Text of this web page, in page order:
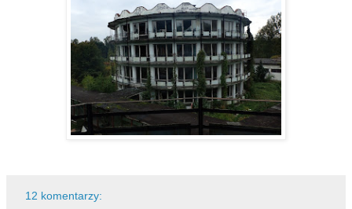
12 komentarzy: